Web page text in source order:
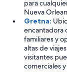
para
Nueva
Gretna:
encantadora
familiares y
altas de
visitantes
comerciales